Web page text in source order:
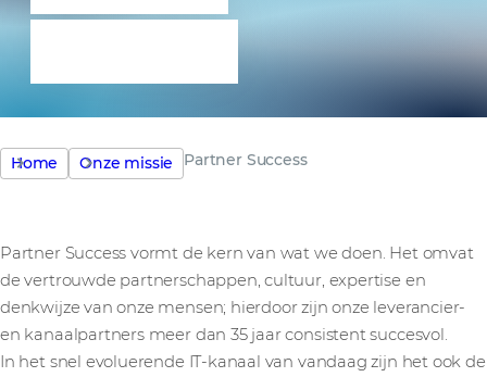
Home Onze missie Partner Success
Partner Success vormt de kern van wat we doen. Het omvat
de vertrouwde partnerschappen, cultuur, expertise en
denkwijze van onze mensen; hierdoor zijn onze leverancier-
en kanaalpartners meer dan 35 jaar consistent succesvol.
In het snel evoluerende IT-kanaal van vandaag zijn het ook de